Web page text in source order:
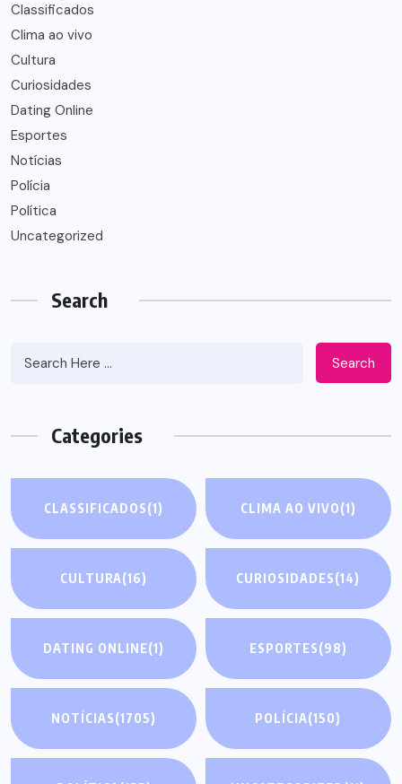
Classificados
Clima ao vivo
Cultura
Curiosidades
Dating Online
Esportes
Notícias
Polícia
Política
Uncategorized
Search
Search
Categories
CLASSIFICADOS(1) CLIMA AO VIVO(1)
CULTURA(16) CURIOSIDADES(14)
DATING ONLINE(1) ESPORTES(98)
NOTÍCIAS(1705) POLÍCIA(150)